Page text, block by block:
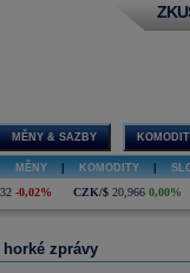
MĚNY & SAZBY
MĚNY KOMODITY
-0,02% CZK/$ 20,966 0,00%
horké zprávy